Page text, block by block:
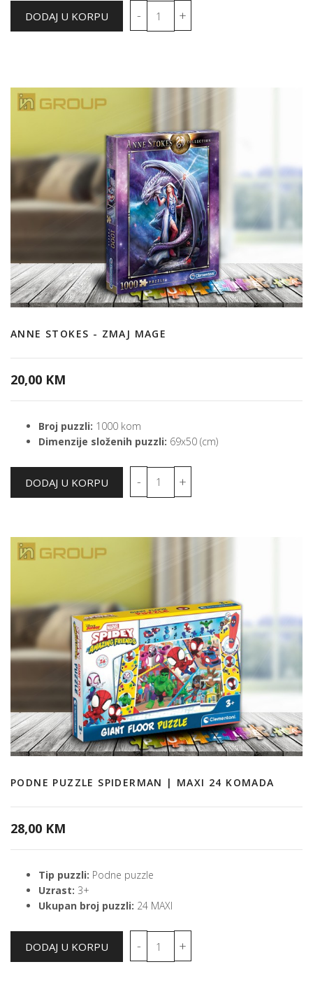
ANNE STOKES - ZMAJ MAGE
20,00 KM
Broj puzzli: 1000 kom
Dimenzije složenih puzzli: 69x50 (cm)
PODNE PUZZLE SPIDERMAN | MAXI 24 KOMADA
28,00 KM
Tip puzzli: Podne puzzle
Uzrast: 3+
Ukupan broj puzzli: 24 MAXI